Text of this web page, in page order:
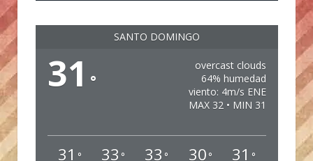
SANTO DOMINGO
31 °
overcast clouds
64% humedad
viento: 4m/s ENE
MAX 32 • MIN 31
31 ° 33 ° 33 ° 30 ° 31 °